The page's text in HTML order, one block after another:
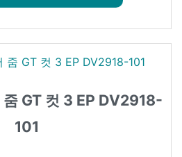
줌 GT 컷 3 EP DV2918-
101